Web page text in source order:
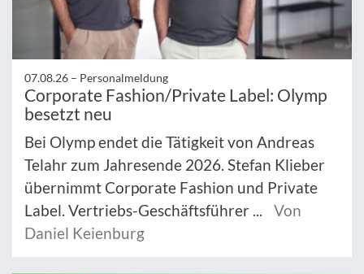
07.08.26 – Personalmeldung
Corporate Fashion/Private Label: Olymp
besetzt neu
Bei Olymp endet die Tätigkeit von Andreas
Telahr zum Jahresende 2026. Stefan Klieber
übernimmt Corporate Fashion und Private
Label. Vertriebs-Geschäftsführer ...
Von
Daniel Keienburg